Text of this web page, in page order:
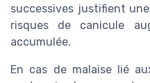
successives justifient
risques de canicule
accumulée.
En cas de malaise lié